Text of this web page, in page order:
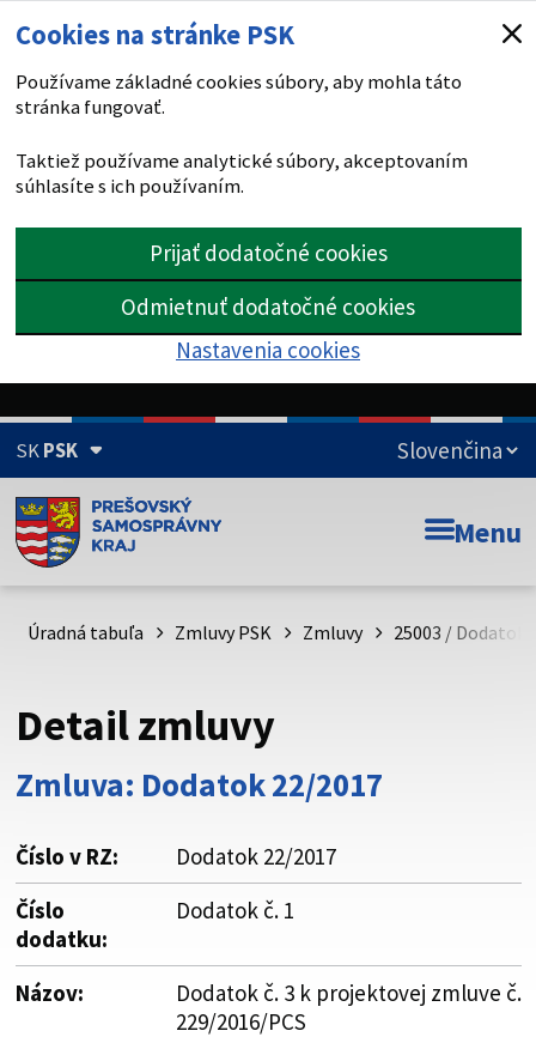
Cookies na stránke PSK
Používame základné cookies súbory, aby mohla táto
stránka fungovať.
Taktiež používame analytické súbory, akceptovaním
súhlasíte s ich používaním.
Prijať dodatočné cookies
Odmietnuť dodatočné cookies
Nastavenia cookies
SKPSK
Doména psk.sk je oficiálna
Toto je oficiálna webová stránka Prešovského
psk.sk.
Buďte pozorní a vždy sa uistite, že zdieľate informácie iba
cez zabezpečenú webovú stránku. Zabezpečená stránka
vždy začína https:// pred názvom domény webového sídla.
Menu
Úradná tabuľa Zmluvy PSK Zmluvy 25003 / Dodatok
Detail zmluvy
Zmluva: Dodatok 22/2017
Číslo v RZ:
Dodatok 22/2017
Číslo
dodatku:
Dodatok č. 1
Názov:
Dodatok č. 3 k projektovej zmluve č.
229/2016/PCS